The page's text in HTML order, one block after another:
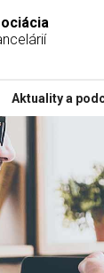
Aktuality a